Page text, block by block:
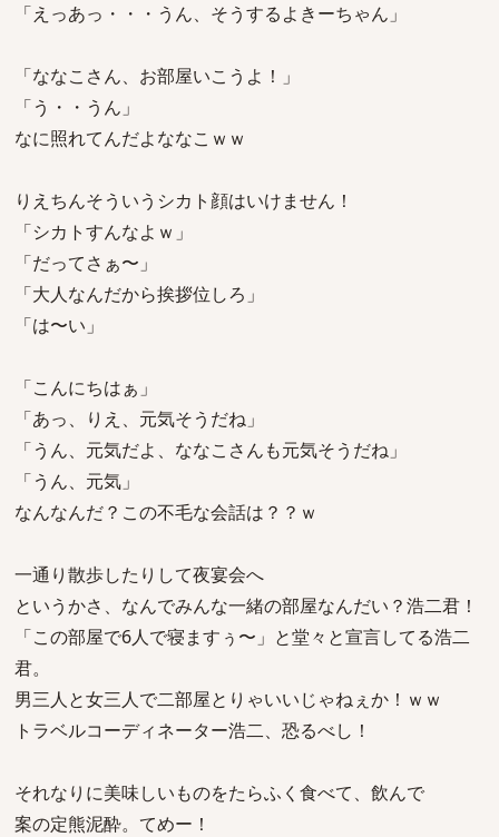
「えっあっ・・・うん、そうするよきーちゃん」
「ななこさん、お部屋いこうよ！」
「う・・うん」
なに照れてんだよななこｗｗ
りえちんそういうシカト顔はいけません！
「シカトすんなよｗ」
「だってさぁ〜」
「大人なんだから挨拶位しろ」
「は〜い」
「こんにちはぁ」
「あっ、りえ、元気そうだね」
「うん、元気だよ、ななこさんも元気そうだね」
「うん、元気」
なんなんだ？この不毛な会話は？？ｗ
一通り散歩したりして夜宴会へ
というかさ、なんでみんな一緒の部屋なんだい？浩二君！
「この部屋で6人で寝ますぅ〜」と堂々と宣言してる浩二
君。
男三人と女三人で二部屋とりゃいいじゃねぇか！ｗｗ
トラベルコーディネーター浩二、恐るべし！
それなりに美味しいものをたらふく食べて、飲んで
案の定熊泥酔。てめー！